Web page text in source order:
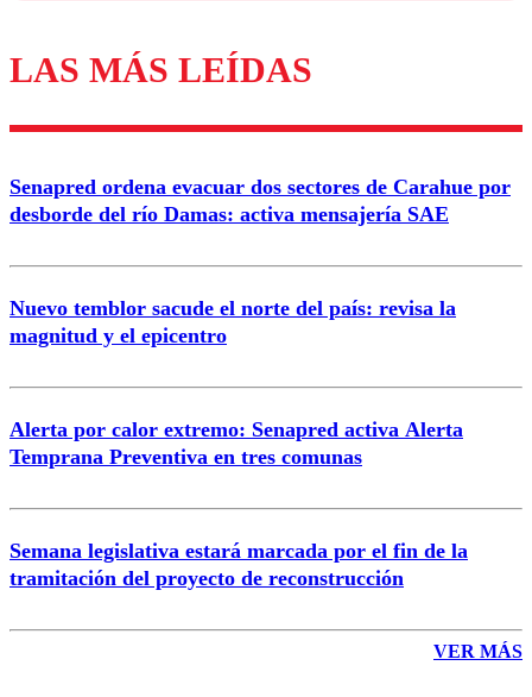
Los comentarios son moderados para garantizar un
diálogo respetuoso.
Nombre
Correo
LAS MÁS LEÍDAS
Senapred ordena evacuar dos sectores de Carahue por
desborde del río Damas: activa mensajería SAE
Nuevo temblor sacude el norte del país: revisa la
magnitud y el epicentro
Alerta por calor extremo: Senapred activa Alerta
Temprana Preventiva en tres comunas
Semana legislativa estará marcada por el fin de la
tramitación del proyecto de reconstrucción
VER MÁS